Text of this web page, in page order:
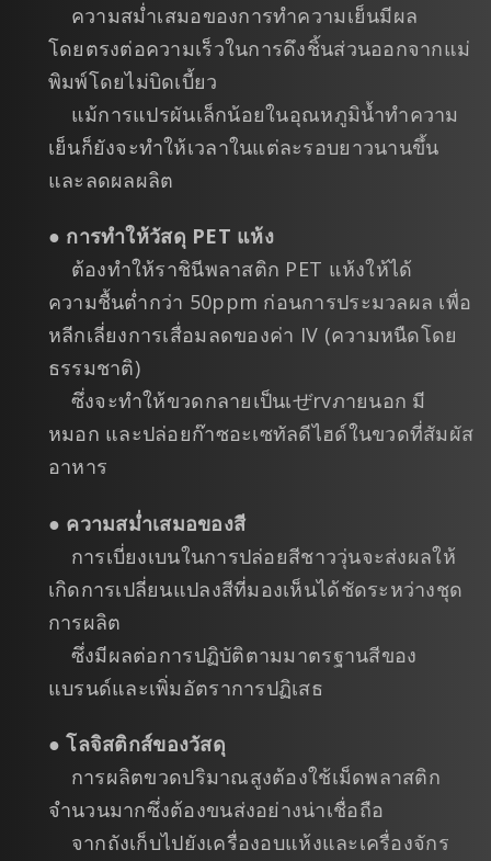
ความสม่ำเสมอของการทำความเย็นมีผล
โดยตรงต่อความเร็วในการดึงชิ้นส่วนออกจากแม่
พิมพ์โดยไม่บิดเบี้ยว
แม้การแปรผันเล็กน้อยในอุณหภูมิน้ำทำความ
เย็นก็ยังจะทำให้เวลาในแต่ละรอบยาวนานขึ้น
และลดผลผลิต
● การทำให้วัสดุ PET แห้ง
ต้องทำให้ราชินีพลาสติก PET แห้งให้ได้
ความชื้นต่ำกว่า 50ppm ก่อนการประมวลผล เพื่อ
หลีกเลี่ยงการเสื่อมลดของค่า IV (ความหนืดโดย
ธรรมชาติ)
ซึ่งจะทำให้ขวดกลายเป็นเぜrvภายนอก มี
หมอก และปล่อยก๊าซอะเซทัลดีไฮด์ในขวดที่สัมผัส
อาหาร
● ความสม่ำเสมอของสี
การเบี่ยงเบนในการปล่อยสีชาววุ่นจะส่งผลให้
เกิดการเปลี่ยนแปลงสีที่มองเห็นได้ชัดระหว่างชุด
การผลิต
ซึ่งมีผลต่อการปฏิบัติตามมาตรฐานสีของ
แบรนด์และเพิ่มอัตราการปฏิเสธ
●โลจิสติกส์ของวัสดุ
การผลิตขวดปริมาณสูงต้องใช้เม็ดพลาสติก
จำนวนมากซึ่งต้องขนส่งอย่างน่าเชื่อถือ
จากถังเก็บไปยังเครื่องอบแห้งและเครื่องจักร